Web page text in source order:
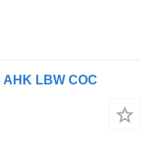
AHK LBW COC